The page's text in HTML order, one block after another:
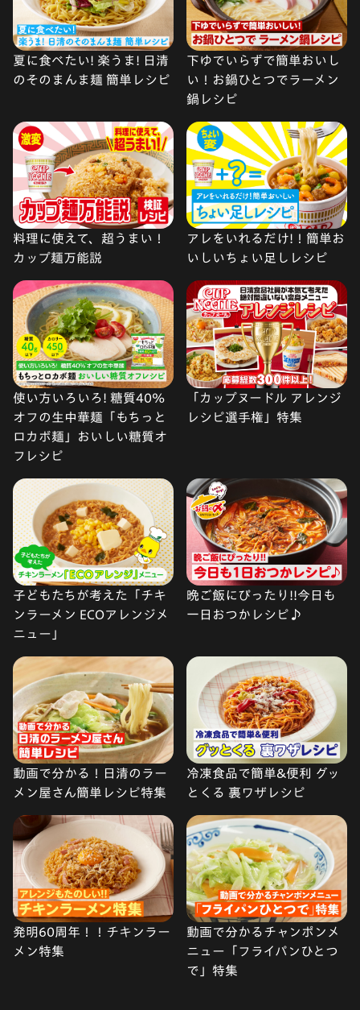
夏に食べたい! 楽うま! 日清
のそのまんま麺 簡単レシピ
下ゆでいらずで簡単おいし
い！お鍋ひとつでラーメン
鍋レシピ
料理に使えて、超うまい！
カップ麺万能説
アレをいれるだけ!！簡単お
いしいちょい足しレシピ
使い方いろいろ! 糖質40%
オフの生中華麺「もちっと
ロカボ麺」おいしい糖質オ
フレシピ
「カップヌードル アレンジ
レシピ選手権」特集
子どもたちが考えた「チキ
ンラーメン ECOアレンジメ
ニュー」
晩ご飯にぴったり!!今日も
一日おつかレシピ♪
動画で分かる！日清のラー
メン屋さん簡単レシピ特集
冷凍食品で簡単&便利 グッ
とくる 裏ワザレシピ
発明60周年！！チキンラー
メン特集
動画で分かるチャンポンメ
ニュー「フライパンひとつ
で」特集